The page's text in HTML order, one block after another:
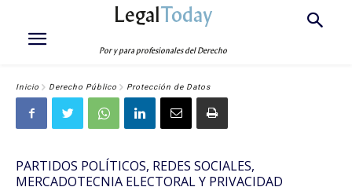
LegalToday
Por y para profesionales del Derecho
Inicio Derecho Público Protección de Datos
PARTIDOS POLÍTICOS, REDES SOCIALES,
MERCADOTECNIA ELECTORAL Y PRIVACIDAD